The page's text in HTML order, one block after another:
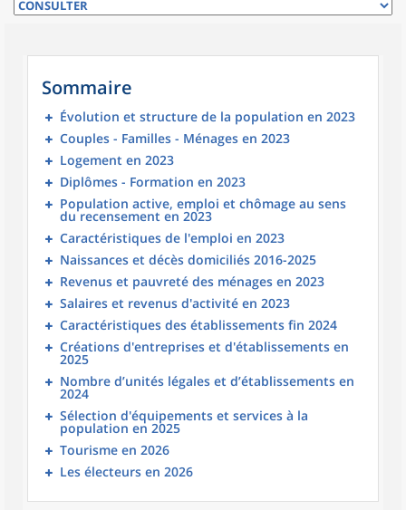
Sommaire
Évolution et structure de la population en 2023
Couples - Familles - Ménages en 2023
Logement en 2023
Diplômes - Formation en 2023
Population active, emploi et chômage au sens
du recensement en 2023
Caractéristiques de l'emploi en 2023
Naissances et décès domiciliés 2016-2025
Revenus et pauvreté des ménages en 2023
Salaires et revenus d'activité en 2023
Caractéristiques des établissements fin 2024
Créations d'entreprises et d'établissements en
2025
Nombre d’unités légales et d’établissements en
2024
Sélection d'équipements et services à la
population en 2025
Tourisme en 2026
Les électeurs en 2026